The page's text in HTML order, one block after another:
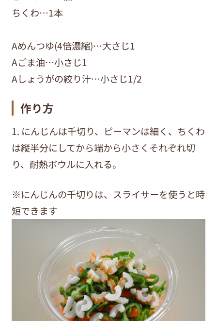
ちくわ…1本
Aめんつゆ(4倍濃縮)…大さじ1
Aごま油…小さじ1
Aしょうがの絞り汁…小さじ1/2
作り方
1. にんじんは千切り、ピーマンは細く、ちくわ
は縦半分にしてから端から小さくそれぞれ切
り、耐熱ボウルに入れる。
※にんじんの千切りは、スライサーを使うと時
短できます